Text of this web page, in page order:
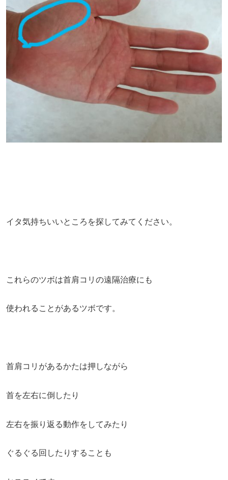
イタ気持ちいいところを探してみてください。
これらのツボは首肩コリの遠隔治療にも
使われることがあるツボです。
首肩コリがあるかたは押しながら
首を左右に倒したり
左右を振り返る動作をしてみたり
ぐるぐる回したりすることも